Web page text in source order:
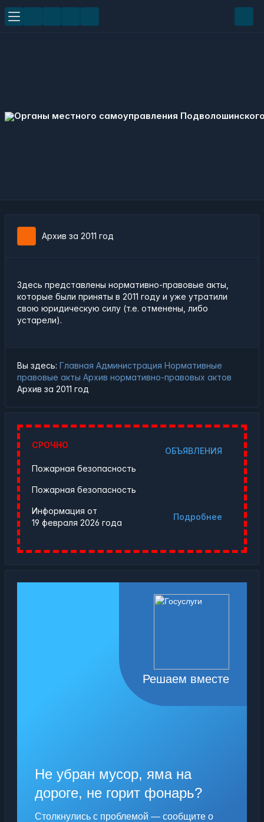
Архив за 2011 год
Здесь представлены нормативно-правовые акты,
которые были приняты в 2011 году и уже утратили
свою юридическую силу (т.е. отменены, либо
устарели).
Вы здесь: Главная Администрация Нормативные
правовые акты Архив нормативно-правовых актов
Архив за 2011 год
СРОЧНО
ОБЪЯВЛЕНИЯ
Пожарная безопасность
Пожарная безопасность
Подробнее
Информация от
19 февраля 2026 года
Решаем вместе
Не убран мусор, яма на
дороге, не горит фонарь?
Столкнулись с проблемой — сообщите о